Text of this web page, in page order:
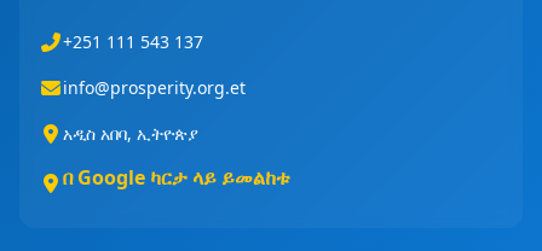
+251 111 543 137
info@prosperity.org.et
አዲስ አበባ, ኢትዮጵያ
በ Google ካርታ ላይ ይመልከቱ